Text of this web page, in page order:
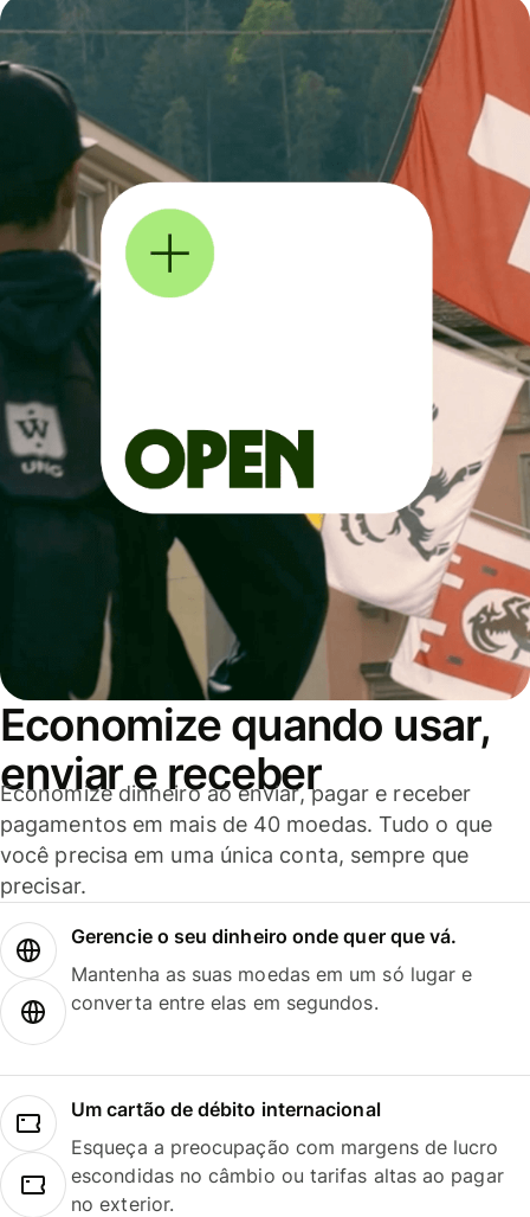
Economize quando usar,
enviar e receber
Economize dinheiro ao enviar, pagar e receber
pagamentos em mais de 40 moedas. Tudo o que
você precisa em uma única conta, sempre que
precisar.
Gerencie o seu dinheiro onde quer que vá.
Mantenha as suas moedas em um só lugar e
converta entre elas em segundos.
Um cartão de débito internacional
Esqueça a preocupação com margens de lucro
escondidas no câmbio ou tarifas altas ao pagar
no exterior.